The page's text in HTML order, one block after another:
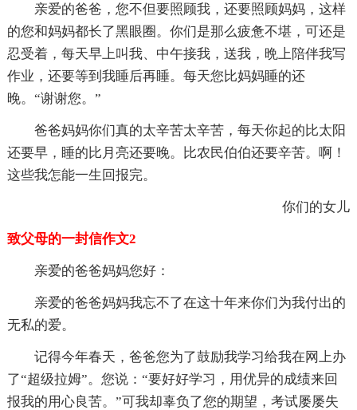
亲爱的爸爸，您不但要照顾我，还要照顾妈妈，这样
的您和妈妈都长了黑眼圈。你们是那么疲惫不堪，可还是
忍受着，每天早上叫我、中午接我，送我，晩上陪伴我写
作业，还要等到我睡后再睡。每天您比妈妈睡的还
晚。“谢谢您。”
爸爸妈妈你们真的太辛苦太辛苦，每天你起的比太阳
还要早，睡的比月亮还要晚。比农民伯伯还要辛苦。啊！
这些我怎能一生回报完。
你们的女儿
致父母的一封信作文2
亲爱的爸爸妈妈您好：
亲爱的爸爸妈妈我忘不了在这十年来你们为我付出的
无私的爱。
记得今年春天，爸爸您为了鼓励我学习给我在网上办
了“超级拉姆”。您说：“要好好学习，用优异的成绩来回
报我的用心良苦。”可我却辜负了您的期望，考试屡屡失